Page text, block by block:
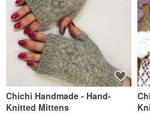
Chichi Handmade - Hand-
Knitted Mittens